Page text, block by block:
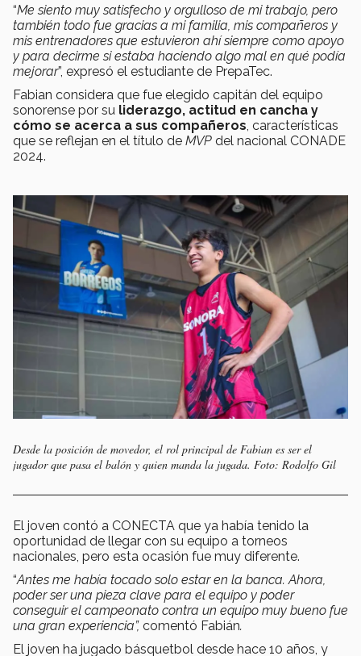
“Me siento muy satisfecho y orgulloso de mi trabajo, pero
también todo fue gracias a mi familia, mis compañeros y
mis entrenadores que estuvieron ahí siempre como apoyo
y para decirme si estaba haciendo algo mal en qué podía
mejorar”, expresó el estudiante de PrepaTec.
Fabian considera que fue elegido capitán del equipo
sonorense por su liderazgo, actitud en cancha y
cómo se acerca a sus compañeros, características
que se reflejan en el título de MVP del nacional CONADE
2024.
Desde la posición de movedor, el rol principal de Fabian es ser el
jugador que pasa el balón y quien manda la jugada. Foto: Rodolfo Gil
El joven contó a CONECTA que ya había tenido la
oportunidad de llegar con su equipo a torneos
nacionales, pero esta ocasión fue muy diferente.
“Antes me había tocado solo estar en la banca. Ahora,
poder ser una pieza clave para el equipo y poder
conseguir el campeonato contra un equipo muy bueno fue
una gran experiencia”, comentó Fabián.
El joven ha jugado básquetbol desde hace 10 años, y